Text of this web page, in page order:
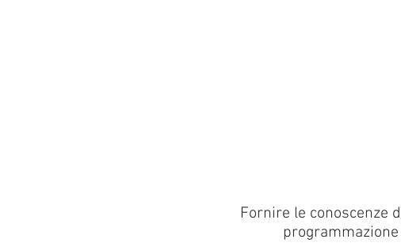
Fornire le conoscenze